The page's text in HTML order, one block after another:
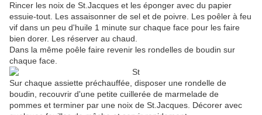
Rincer les noix de St.Jacques et les éponger avec du papier
essuie-tout. Les assaisonner de sel et de poivre. Les poêler à feu
vif dans un peu d'huile 1 minute sur chaque face pour les faire
bien dorer. Les réserver au chaud.
Dans la même poêle faire revenir les rondelles de boudin sur
chaque face.
Sur chaque assiette préchauffée, disposer une rondelle de
boudin, recouvrir d'une petite cuillerée de marmelade de
pommes et terminer par une noix de St.Jacques. Décorer avec